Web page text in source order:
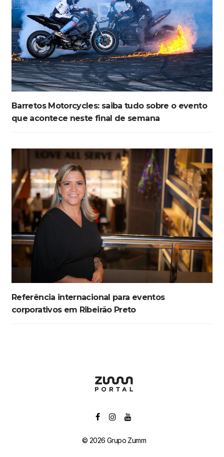
Barretos Motorcycles: saiba tudo sobre o evento
que acontece neste final de semana
Referência internacional para eventos
corporativos em Ribeirão Preto
© 2026 Grupo Zumm